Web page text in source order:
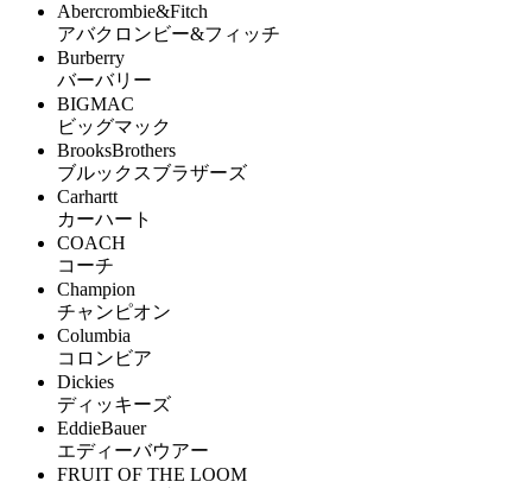
Abercrombie&Fitch
アバクロンビー&フィッチ
Burberry
バーバリー
BIGMAC
ビッグマック
BrooksBrothers
ブルックスブラザーズ
Carhartt
カーハート
COACH
コーチ
Champion
チャンピオン
Columbia
コロンビア
Dickies
ディッキーズ
EddieBauer
エディーバウアー
FRUIT OF THE LOOM